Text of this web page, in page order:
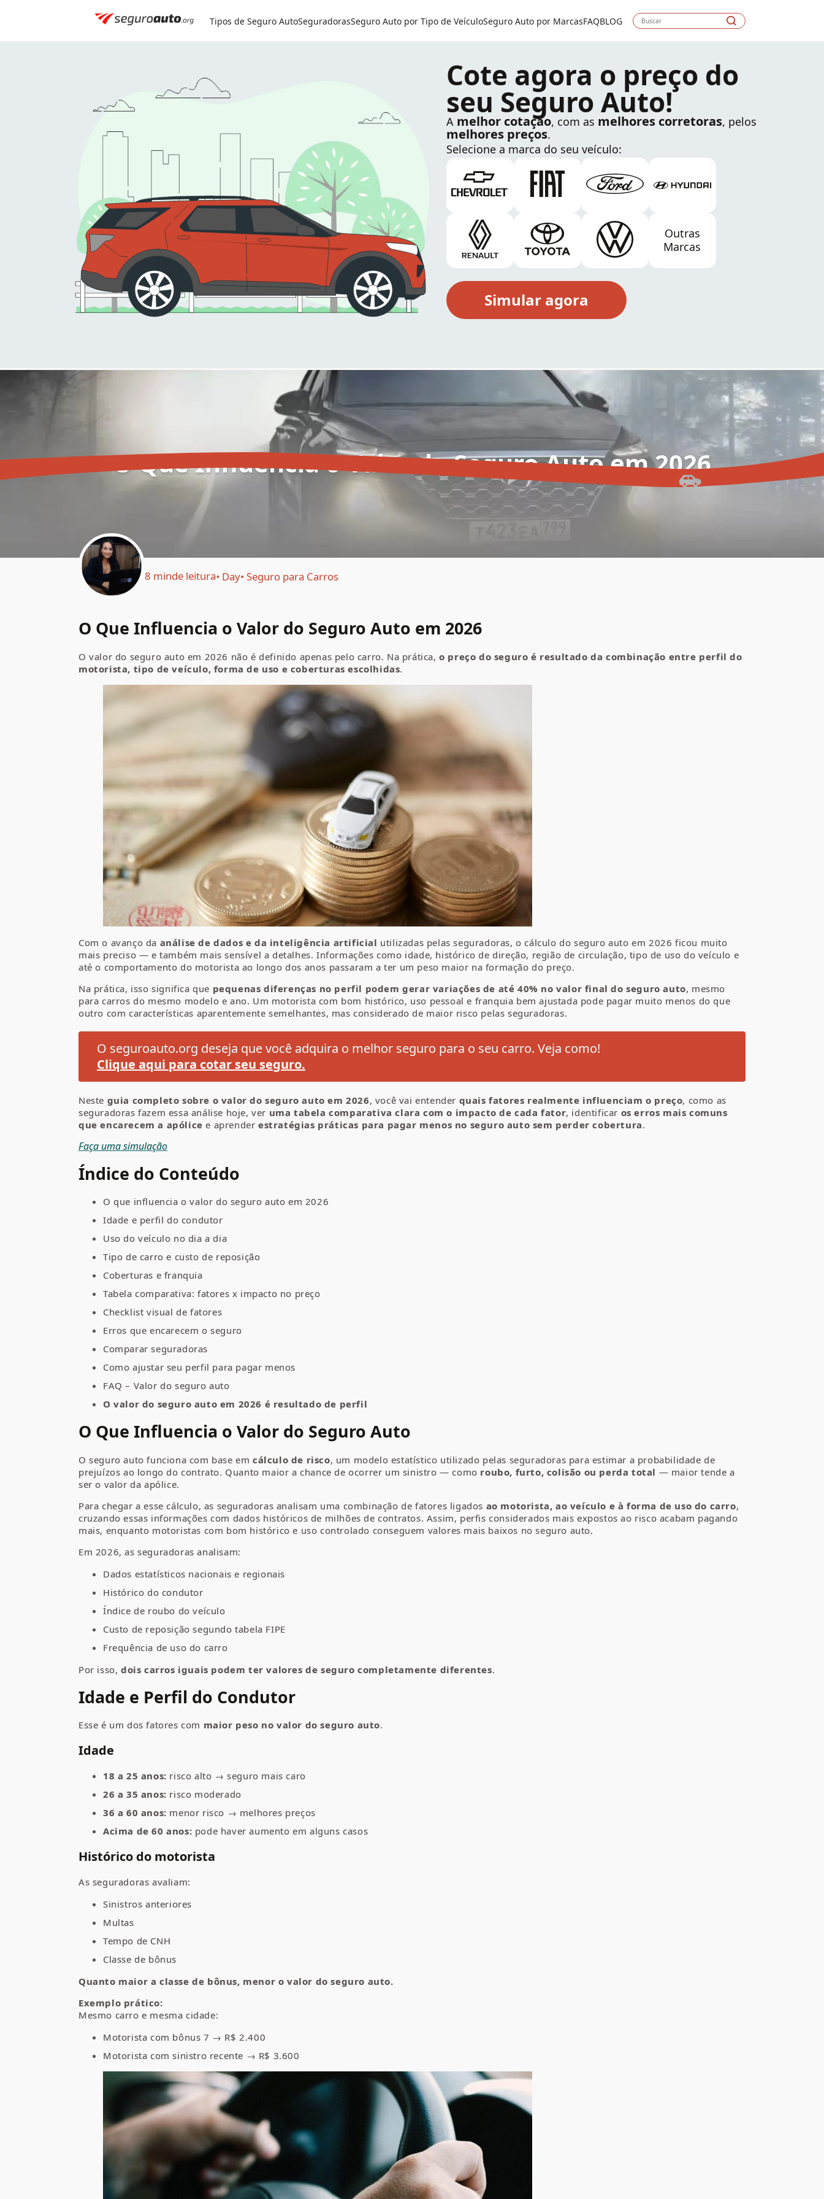
0800 591 8084
Tipos de Seguro AutoSeguradorasSeguro Auto por Tipo de VeículoSeguro Auto por MarcasFAQBLOG
Cote agora o preço do
seu Seguro Auto!
A melhor cotação, com as melhores corretoras, pelos
melhores preços.
Selecione a marca do seu veículo:
Outras
Marcas
O Que Influencia o Valor do Seguro Auto em 2026
8 minde leitura Day Seguro para Carros
O Que Influencia o Valor do Seguro Auto em 2026
O valor do seguro auto em 2026 não é definido apenas pelo carro. Na prática,o preço do seguro é resultado da combinação entre perfil do
motorista, tipo de veículo, forma de uso e coberturas escolhidas.
Com o avanço da análise de dados e da inteligência artificial utilizadas pelas seguradoras, o cálculo do seguro auto em 2026 ficou muito
mais preciso — e também mais sensível a detalhes. Informações como idade, histórico de direção, região de circulação, tipo de uso do veículo e
até o comportamento do motorista ao longo dos anos passaram a ter um peso maior na formação do preço.
Na prática, isso significa que pequenas diferenças no perfil podem gerar variações de até 40% no valor final do seguro auto, mesmo
para carros do mesmo modelo e ano. Um motorista com bom histórico, uso pessoal e franquia bem ajustada pode pagar muito menos do que
outro com características aparentemente semelhantes, mas considerado de maior risco pelas seguradoras.
O seguroauto.org deseja que você adquira o melhor seguro para o seu carro. Veja como!
Clique aqui para cotar seu seguro.
Neste guia completo sobre o valor do seguro auto em 2026, você vai entender quais fatores realmente influenciam o preço, como as
seguradoras fazem essa análise hoje, ver uma tabela comparativa clara com o impacto de cada fator, identificar os erros mais comuns
que encarecem a apólice e aprenderestratégias práticas para pagar menos no seguro auto sem perder cobertura.
Faça uma simulação
Índice do Conteúdo
O que influencia o valor do seguro auto em 2026
Idade e perfil do condutor
Uso do veículo no dia a dia
Tipo de carro e custo de reposição
Coberturas e franquia
Tabela comparativa: fatores x impacto no preço
Checklist visual de fatores
Erros que encarecem o seguro
Comparar seguradoras
Como ajustar seu perfil para pagar menos
FAQ – Valor do seguro auto
O valor do seguro auto em 2026 é resultado de perfil
O Que Influencia o Valor do Seguro Auto
O seguro auto funciona com base em cálculo de risco, um modelo estatístico utilizado pelas seguradoras para estimar a probabilidade de
prejuízos ao longo do contrato. Quanto maior a chance de ocorrer um sinistro — como roubo, furto, colisão ou perda total — maior tende a
ser o valor da apólice.
Para chegar a esse cálculo, as seguradoras analisam uma combinação de fatores ligados ao motorista, ao veículo e à forma de uso do carro,
cruzando essas informações com dados históricos de milhões de contratos. Assim, perfis considerados mais expostos ao risco acabam pagando
mais, enquanto motoristas com bom histórico e uso controlado conseguem valores mais baixos no seguro auto.
Em 2026, as seguradoras analisam:
Dados estatísticos nacionais e regionais
Histórico do condutor
Índice de roubo do veículo
Custo de reposição segundo tabela FIPE
Frequência de uso do carro
Por isso, dois carros iguais podem ter valores de seguro completamente diferentes.
Idade e Perfil do Condutor
Esse é um dos fatores com maior peso no valor do seguro auto.
Idade
18 a 25 anos: risco alto → seguro mais caro
26 a 35 anos: risco moderado
36 a 60 anos: menor risco → melhores preços
Acima de 60 anos: pode haver aumento em alguns casos
Histórico do motorista
As seguradoras avaliam:
Sinistros anteriores
Multas
Tempo de CNH
Classe de bônus
Quanto maior a classe de bônus, menor o valor do seguro auto.
Exemplo prático:
Mesmo carro e mesma cidade:
Motorista com bônus 7 → R$ 2.400
Motorista com sinistro recente → R$ 3.600